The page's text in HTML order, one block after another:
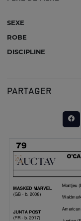
SEXE
ROBE
DISCIPLINE
PARTAGER